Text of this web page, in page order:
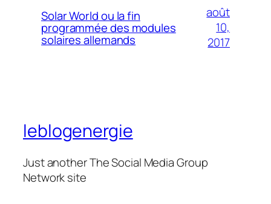
Solar World ou la fin
programmée des modules
solaires allemands
août
10,
2017
leblogenergie
Just another The Social Media Group
Network site